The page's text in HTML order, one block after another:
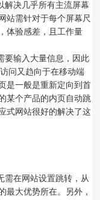
解决几乎所有主流屏幕
站需针对于每个屏幕尺
体验感差，且工作量
要输入大量信息，因此
问又趋向于在移动端
是一般是重新定向到首
某个产品的内页自动跳
式网站很好的解决了这
需在网站设置跳转，从
最大优势所在。另外，